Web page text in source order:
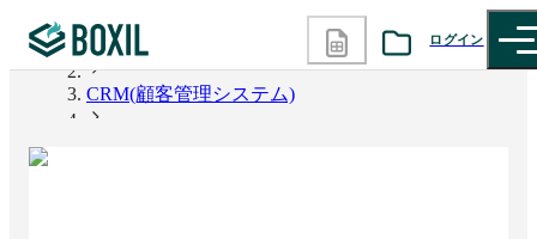
ログイン
カテゴリから探す
BOXIL
CRM(顧客管理システム)